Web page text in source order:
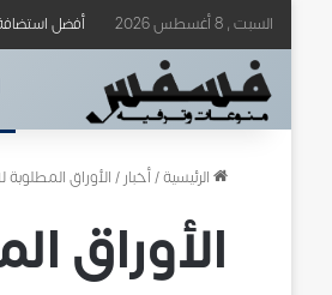
السبت , 8 أغسطس 2026 أفضل استضافة
الرئيسية/أخبار/الأوراق
الأوراق